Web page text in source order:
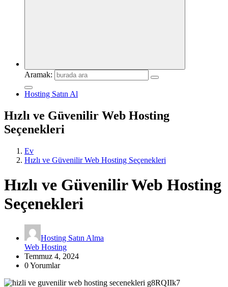
Aramak:
Hosting Satın Al
Hızlı ve Güvenilir Web Hosting
Seçenekleri
Ev
Hızlı ve Güvenilir Web Hosting Seçenekleri
Hızlı ve Güvenilir Web Hosting
Seçenekleri
Hosting Satın Alma
Web Hosting
Temmuz 4, 2024
0 Yorumlar